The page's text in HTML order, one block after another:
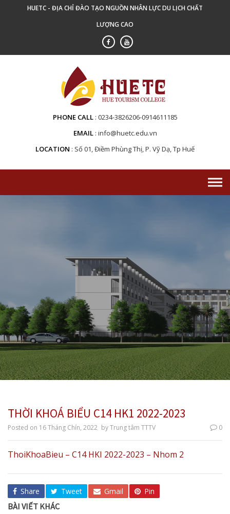
HUETC - ĐỊA CHỈ ĐÀO TẠO NGUỒN NHÂN LỰC DU LỊCH CHẤT
LƯỢNG CAO
PHONE CALL 0234-3826206-0914611185
EMAIL info@huetc.edu.vn
LOCATION
Số 01, Điềm Phùng Thị, P. Vỹ Dạ, Tp Huế
THỜI KHOÁ BIỂU C14 HK1 2022-2023
Posted on 16 Tháng Chín, 2022 byTrung tâm TTTV 0
ThoiKhoaBieu – C14 HKI 2022-2023 – Nhom 2
Share Tweet Gmail Pin
BÀI VIẾT KHÁC